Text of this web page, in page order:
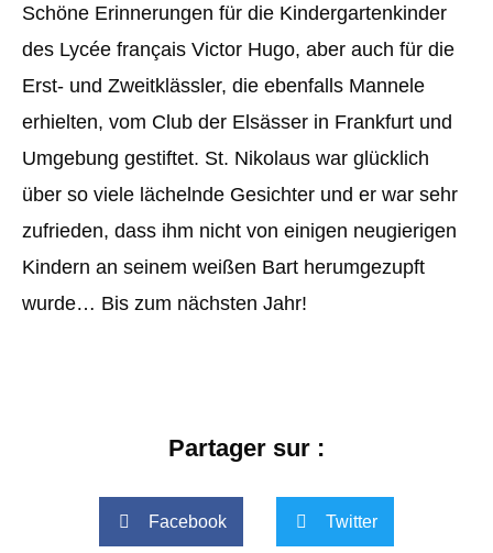
Schöne Erinnerungen für die Kindergartenkinder
des Lycée français Victor Hugo, aber auch für die
Erst- und Zweitklässler, die ebenfalls Mannele
erhielten, vom Club der Elsässer in Frankfurt und
Umgebung gestiftet. St. Nikolaus war glücklich
über so viele lächelnde Gesichter und er war sehr
zufrieden, dass ihm nicht von einigen neugierigen
Kindern an seinem weißen Bart herumgezupft
wurde… Bis zum nächsten Jahr!
Partager sur :
Facebook Twitter